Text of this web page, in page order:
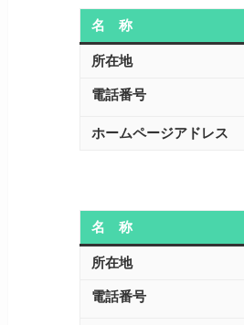
名 称
所在地
電話番号
ホームページアドレス
名 称
所在地
電話番号